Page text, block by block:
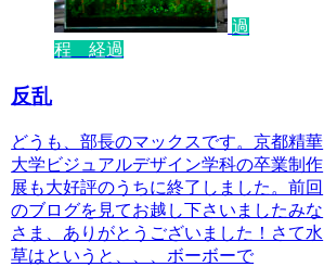
過
程 経過
反乱
どうも、部長のマックスです。京都精華
大学ビジュアルデザイン学科の卒業制作
展も大好評のうちに終了しました。前回
のブログを見てお越し下さいましたみな
さま、ありがとうございました！さて水
草はというと、、、ボーボーで